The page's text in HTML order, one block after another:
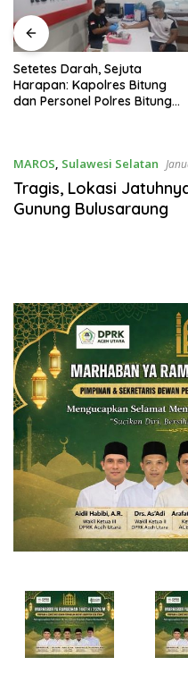
Setetes Darah, Sejuta
Harapan: Kapolres Bitung
dan Personel Polres Bitung
MAROS, Sulawesi Selatan
Tragis, Lokasi
Gunung Bulusaraung